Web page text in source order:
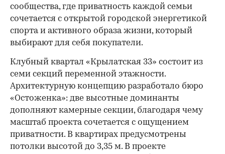
сообщества, где приватность каждой семьи
сочетается с открытой городской энергетикой
спорта и активного образа жизни, который
выбирают для себя покупатели.
Клубный квартал «Крылатская 33» состоит из
семи секций переменной этажности.
Архитектурную концепцию разработало бюро
«Остоженка»: две высотные доминанты
дополняют камерные секции, благодаря чему
масштаб проекта сочетается с ощущением
приватности. В квартирах предусмотрены
потолки высотой до 3,35 м. В проекте